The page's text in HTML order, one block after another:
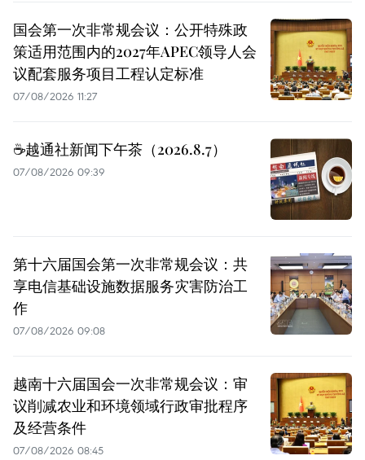
国会第一次非常规会议：公开特殊政
策适用范围内的2027年APEC领导人会
议配套服务项目工程认定标准
07/08/2026 11:27
☕️越通社新闻下午茶（2026.8.7）
07/08/2026 09:39
第十六届国会第一次非常规会议：共
享电信基础设施数据服务灾害防治工
作
07/08/2026 09:08
越南十六届国会一次非常规会议：审
议削减农业和环境领域行政审批程序
及经营条件
07/08/2026 08:45